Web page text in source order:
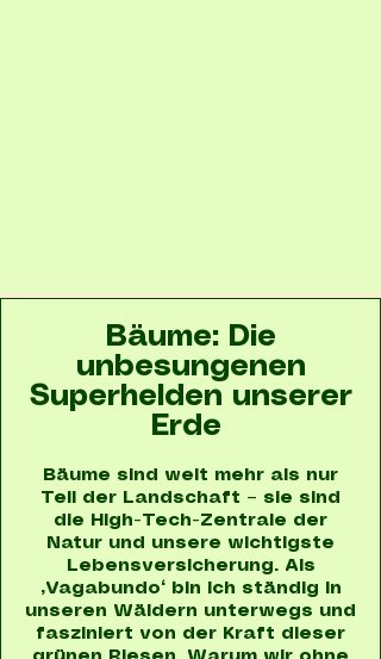
Bäume: Die
unbesungenen
Superhelden unserer
Erde
Bäume sind weit mehr als nur
Teil der Landschaft – sie sind
die High-Tech-Zentrale der
Natur und unsere wichtigste
Lebensversicherung. Als
„Vagabundo“ bin ich ständig in
unseren Wäldern unterwegs und
fasziniert von der Kraft dieser